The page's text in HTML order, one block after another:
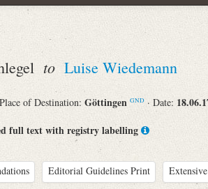
to Luise Wiedemann
of Destination: Göttingen GND · Date:
full text with registry labelling
Editorial Guidelines Print